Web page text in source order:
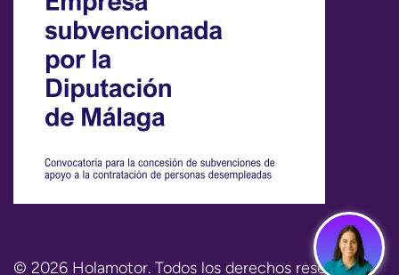
© 2026 Holamotor. Todos los derechos reservados.